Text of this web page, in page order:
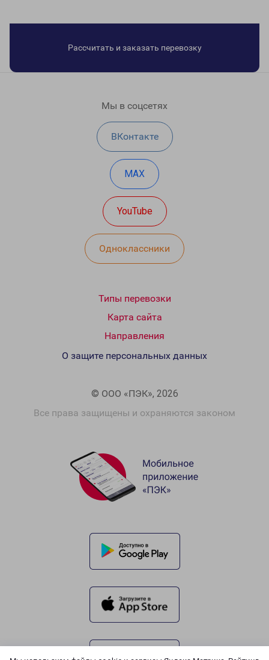
Рассчитать и заказать перевозку
Мы в соцсетях
ВКонтакте
MAX
YouTube
Одноклассники
Типы перевозки
Карта сайта
Направления
© ООО «ПЭК», 2026
Все права защищены и охраняются законом
О защите персональных данных